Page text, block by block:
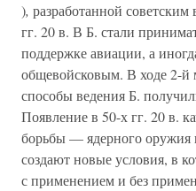
), разработанной
гг. 20 в. В Б. стали
поддержке авиации, а
общевойсковым. В ходе 2-
способы ведения Б.
Появление в 50-х гг. 20 в.
борьбы — ядерного
создают новые условия, в
с применением и без